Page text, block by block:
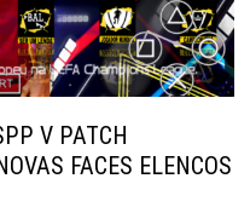
V PATCH
FACES ELENCOS